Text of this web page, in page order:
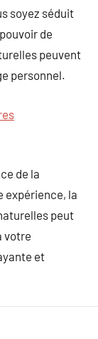
soyez séduit
de
peuvent
personnel.
de la
expérience, la
peut
votre
et